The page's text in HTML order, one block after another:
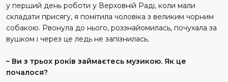
у перший день роботи у Верховній Раді, коли мали
складати присягу, я помітила чоловіка з великим чорним
собакою. Рвонула до нього, роззнайомилась, почухала за
вушком і через це ледь не запізнилась.
– Ви з трьох років займаєтесь музикою. Як це
почалося?